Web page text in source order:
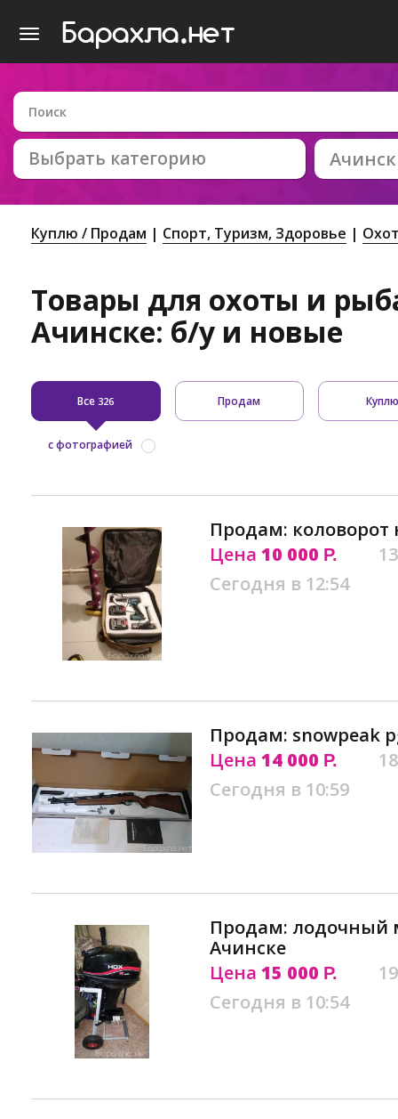
Выбрать категорию Ачинск
Куплю / Продам Спорт, Tуризм, Здоровье
Товары для охоты и
Ачинске: б/у и новые
Все326 Продам
с фотографией
Продам: коловорот
Цена 10 000 Р.
Сегодня в 12:54
Продам: snowpeak
Цена 14 000 Р.
Сегодня в 10:59
Продам: лодочный
Ачинске
Цена 15 000 Р.
Сегодня в 10:54